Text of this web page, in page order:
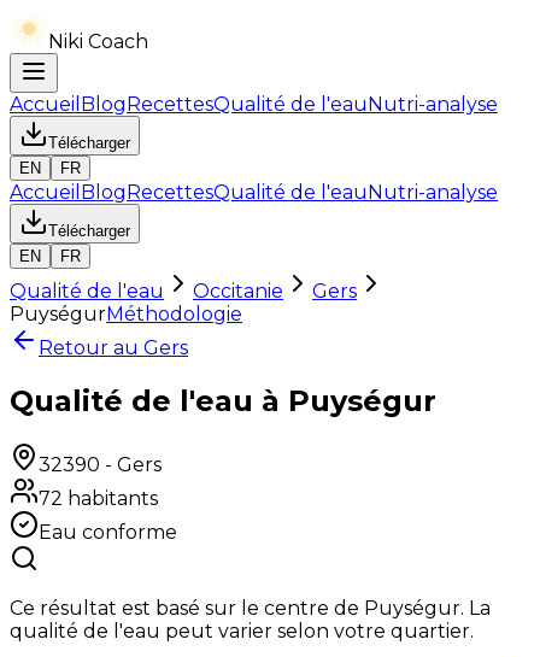
Niki Coach
Accueil BlogRecettesQualité de l'eauNutri-analyse
Télécharger
EN
FR
Accueil BlogRecettesQualité de l'eauNutri-analyse
Télécharger
EN
FR
Qualité de l'eau Occitanie
Gers
PuységurMéthodologie
Retour au Gers
Qualité de l'eau à Puységur
32390 - Gers
72 habitants
Eau conforme
Ce résultat est basé sur le centre de Puységur. La
qualité de l'eau peut varier selon votre quartier.